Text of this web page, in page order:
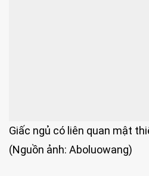
Giấc ngủ có liên quan mật
(Nguồn ảnh: Aboluowang)